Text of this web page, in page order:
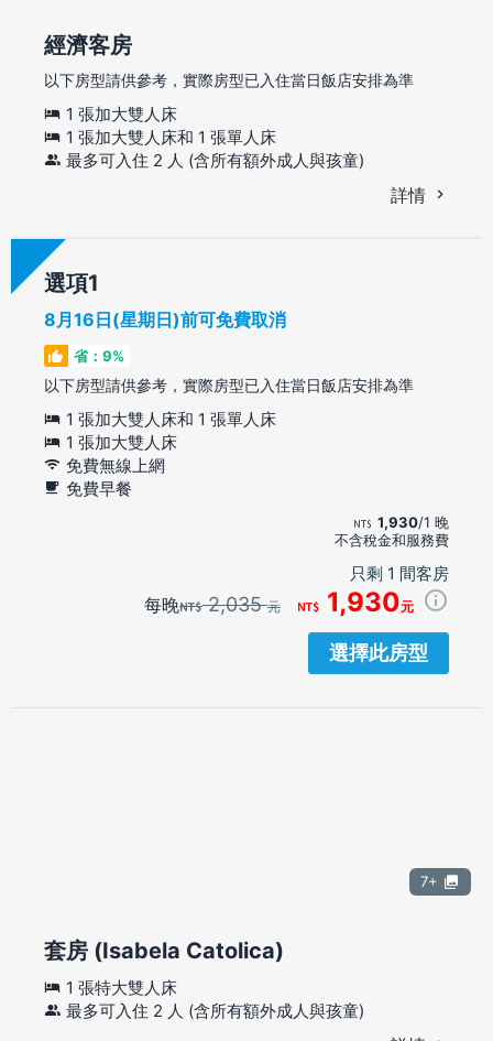
經濟客房
以下房型請供參考，實際房型已入住當日飯店安排為準
1 張加大雙人床
1 張加大雙人床和 1 張單人床
最多可入住 2 人 (含所有額外成人與孩童)
詳情
選項
8月16日(星期日)前可免費取消
省：9%
以下房型請供參考，實際房型已入住當日飯店安排為準
1 張加大雙人床和 1 張單人床
1 張加大雙人床
免費無線上網
免費早餐
1,930/1 晚
不含稅金和服務費
只剩 1 間客房
每晚 2,035元 1,930元
選擇此房型
7+
套房 (Isabela Catolica)
1 張特大雙人床
最多可入住 2 人 (含所有額外成人與孩童)